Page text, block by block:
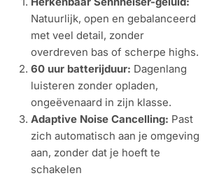
Natuurlijk, open en gebalanceerd
met veel detail, zonder
overdreven bas of scherpe highs.
60 uur batterijduur: Dagenlang
luisteren zonder opladen,
ongeëvenaard in zijn klasse.
Adaptive Noise Cancelling: Past
zich automatisch aan je omgeving
aan, zonder dat je hoeft te
schakelen